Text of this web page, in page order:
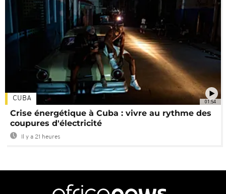
01:54
CUBA
Crise énergétique à Cuba : vivre au rythme des
coupures d'électricité
Il y a 21 heures